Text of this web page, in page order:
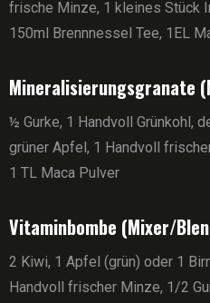
frische Minze, 1 kleines Stück
150ml Brennnessel Tee, 1EL
Mineralisierungsgranate
½ Gurke, 1 Handvoll Grünkohl,
grüner Apfel, 1 Handvoll
1 TL Maca Pulver
Vitaminbombe (Mixer/
2 Kiwi, 1 Apfel (grün) oder 1
Handvoll frischer Minze, 1/2